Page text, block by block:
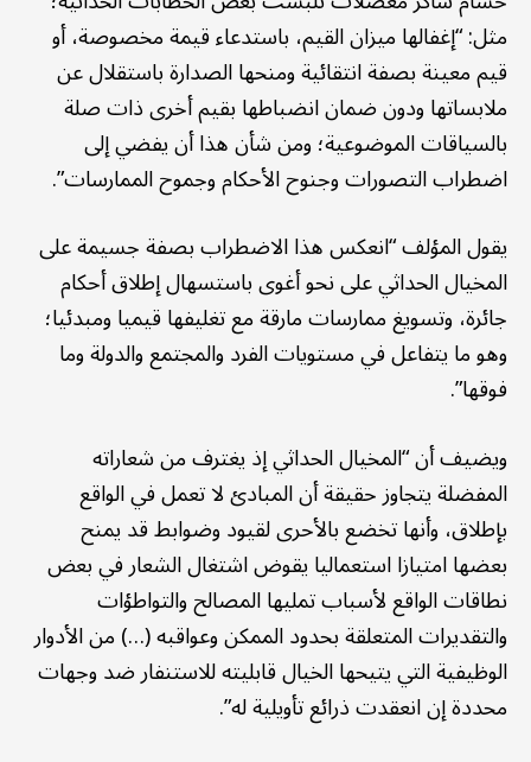
مثل: “إغفالها ميزان القيم، باستدعاء قيمة مخصوصة، أو
قيم معينة بصفة انتقائية ومنحها الصدارة باستقلال عن
ملابساتها ودون ضمان انضباطها بقيم أخرى ذات صلة
بالسياقات الموضوعية؛ ومن شأن هذا أن يفضي إلى
اضطراب التصورات وجنوح الأحكام وجموح الممارسات”.
يقول المؤلف “انعكس هذا الاضطراب بصفة جسيمة على
المخيال الحداثي على نحو أغوى باستسهال إطلاق أحكام
جائرة، وتسويغ ممارسات مارقة مع تغليفها قيميا ومبدئيا؛
وهو ما يتفاعل في مستويات الفرد والمجتمع والدولة وما
فوقها”.
ويضيف أن “المخيال الحداثي إذ يغترف من شعاراته
المفضلة يتجاوز حقيقة أن المبادئ لا تعمل في الواقع
بإطلاق، وأنها تخضع بالأحرى لقيود وضوابط قد يمنح
بعضها امتيازا استعماليا يقوض اشتغال الشعار في بعض
نطاقات الواقع لأسباب تمليها المصالح والتواطؤات
والتقديرات المتعلقة بحدود الممكن وعواقبه (…) من الأدوار
الوظيفية التي يتيحها الخيال قابليته للاستنفار ضد وجهات
محددة إن انعقدت ذرائع تأويلية له”.